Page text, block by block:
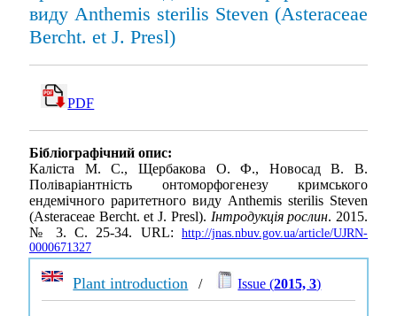
виду Anthemis sterilis Steven (Asteraceae
Bercht. et J. Presl)
PDF
Бібліографічний опис:
Каліста М. С., Щербакова О. Ф., Новосад В. В.
Поліваріантність онтоморфогенезу кримського
ендемічного раритетного виду Anthemis sterilis Steven
(Asteraceae Bercht. et J. Presl). Інтродукція рослин. 2015.
№ 3. С. 25-34. URL: http://jnas.nbuv.gov.ua/article/UJRN-
0000671327
Plant introduction / Issue (2015, 3)